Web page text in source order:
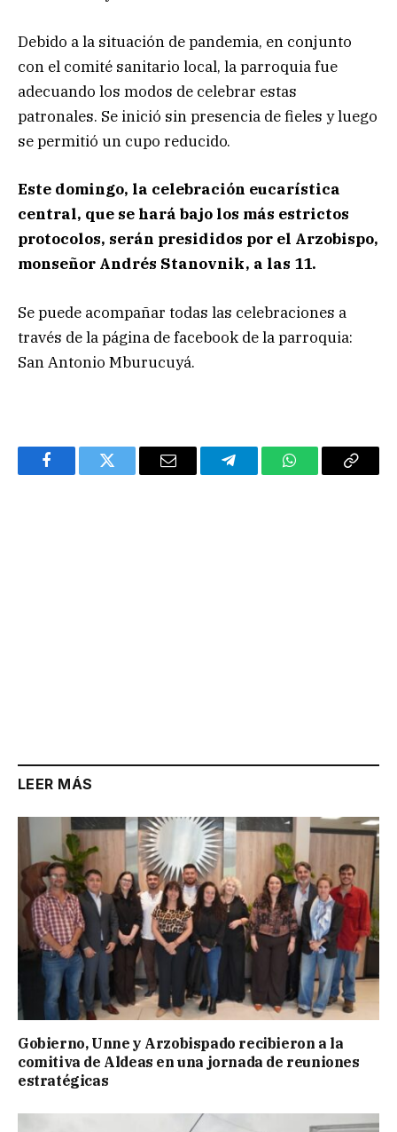
Debido a la situación de pandemia, en conjunto
con el comité sanitario local, la parroquia fue
adecuando los modos de celebrar estas
patronales. Se inició sin presencia de fieles y luego
se permitió un cupo reducido.
Este domingo, la celebración eucarística
central, que se hará bajo los más estrictos
protocolos, serán presididos por el Arzobispo,
monseñor Andrés Stanovnik, a las 11.
Se puede acompañar todas las celebraciones a
través de la página de facebook de la parroquia:
San Antonio Mburucuyá.
FacebookTwitter Email TelegramWhatsAppCopy
LEER MÁS
Gobierno, Unne y Arzobispado recibieron a la
comitiva de Aldeas en una jornada de reuniones
estratégicas